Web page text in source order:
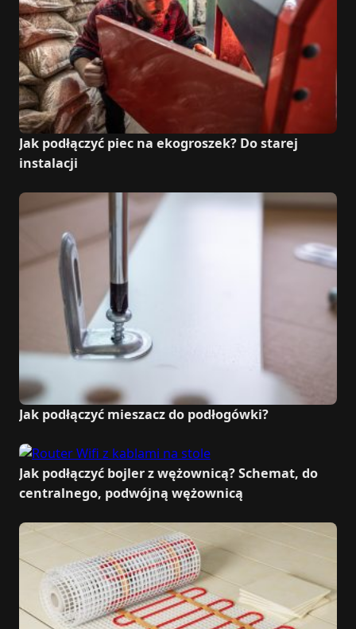
Jak podłączyć piec na ekogroszek? Do starej
instalacji
Jak podłączyć mieszacz do podłogówki?
Jak podłączyć bojler z wężownicą? Schemat, do
centralnego, podwójną wężownicą